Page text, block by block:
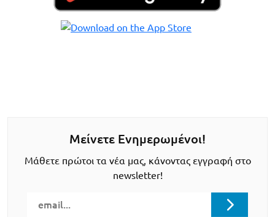
Μείνετε Ενημερωμένοι!
Μάθετε πρώτοι τα νέα μας, κάνοντας εγγραφή στο
newsletter!